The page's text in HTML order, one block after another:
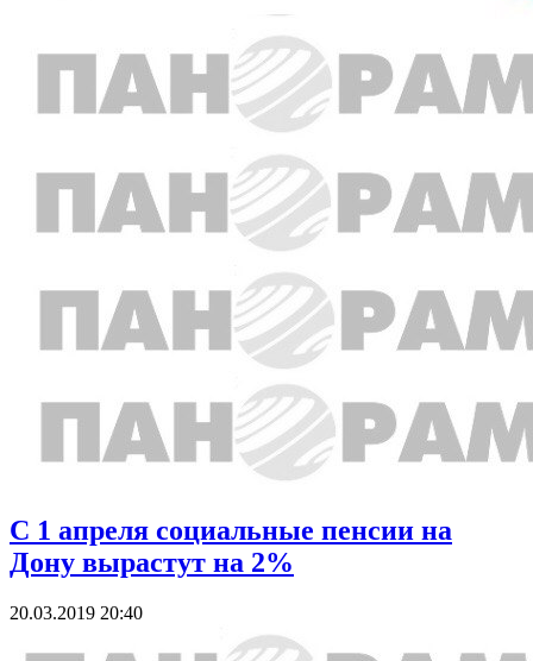
С 1 апреля социальные пенсии на
Дону вырастут на 2%
20.03.2019 20:40